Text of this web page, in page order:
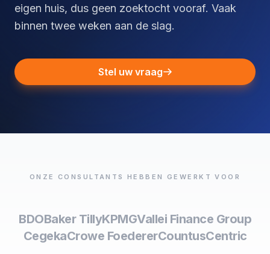
eigen huis, dus geen zoektocht vooraf. Vaak
binnen twee weken aan de slag.
Stel uw vraag
ONZE CONSULTANTS HEBBEN GEWERKT VOOR
BDOBaker TillyKPMGVallei Finance Group
CegekaCrowe FoedererCountusCentric